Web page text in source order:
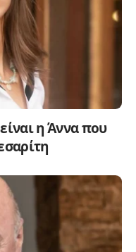
η Άννα που